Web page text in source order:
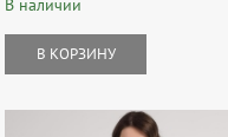
В наличии
В КОРЗИНУ